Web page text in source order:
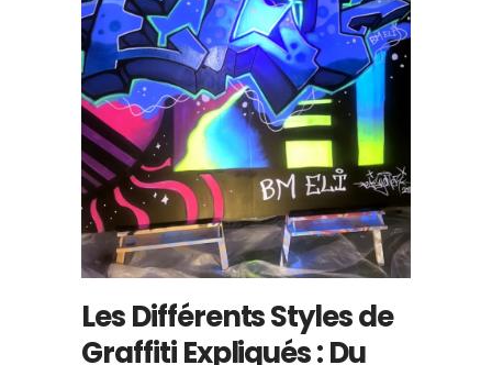
Les Différents Styles de
Graffiti Expliqués : Du